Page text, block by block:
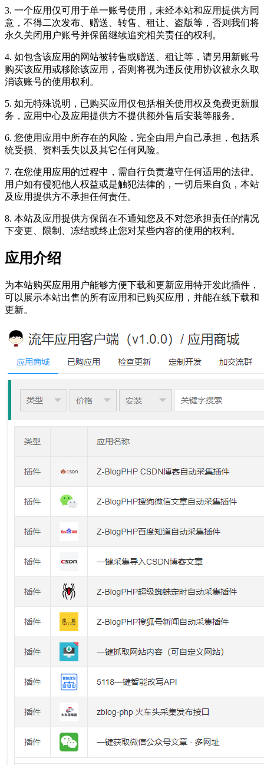
3. 一个应用仅可用于单一账号使用，未经本站和应用提供方同
意，不得二次发布、赠送、转售、租让、盗版等，否则我们将
永久关闭用户账号并保留继续追究相关责任的权利。
4. 如包含该应用的网站被转售或赠送、租让等，请另用新账号
购买该应用或移除该应用，否则将视为违反使用协议被永久取
消该账号的使用权利。
5. 如无特殊说明，已购买应用仅包括相关使用权及免费更新服
务，应用中心及应用提供方不提供额外售后安装等服务。
6. 您使用应用中所存在的风险，完全由用户自己承担，包括系
统受损、资料丢失以及其它任何风险。
7. 在您使用应用的过程中，需自行负责遵守任何适用的法律。
用户如有侵犯他人权益或是触犯法律的，一切后果自负，本站
及应用提供方不承担任何责任。
8. 本站及应用提供方保留在不通知您及不对您承担责任的情况
下变更、限制、冻结或终止您对某些内容的使用的权利。
应用介绍
为本站购买应用用户能够方便下载和更新应用特开发此插件，
可以展示本站出售的所有应用和已购买应用，并能在线下载和
更新。